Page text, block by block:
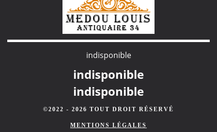
indisponible
indisponible
indisponible
©2022 - 2026 TOUT DROIT RÉSERVÉ
MENTIONS LÉGALES